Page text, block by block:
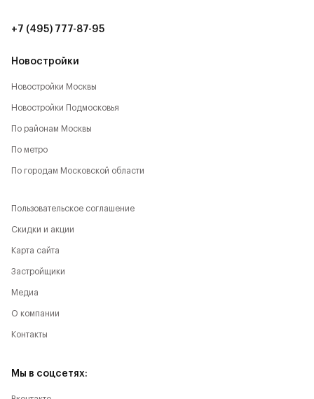
Новостройки
Новостройки Москвы
Новостройки Подмосковья
По районам Москвы
По метро
По городам Московской области
+7 (495) 777-87-95
Пользовательское соглашение
Скидки и акции
Карта сайта
Застройщики
Медиа
О компании
Контакты
Мы в соцсетях: